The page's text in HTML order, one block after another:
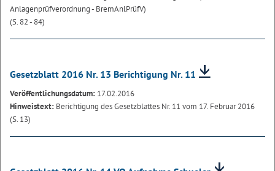
Anlagenprüfverordnung - BremAnlPrüfV)
(S. 82 - 84)
Gesetzblatt 2016 Nr. 13 Berichtigung Nr. 11
Veröffentlichungsdatum: 17.02.2016
Hinweistext: Berichtigung des Gesetzblattes Nr. 11 vom 17. Februar 2016
(S. 13)